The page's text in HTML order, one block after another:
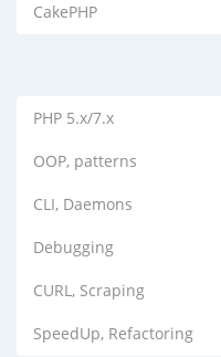
CakePHP
PHP 5.x/7.x
OOP, patterns
CLI, Daemons
Debugging
CURL, Scraping
SpeedUp, Refactoring